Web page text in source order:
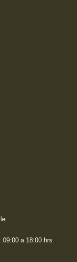
09:00 a 18:00 hrs